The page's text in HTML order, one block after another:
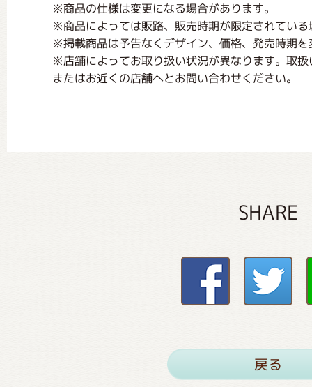
※商品の仕様は変更になる場合があります。
※商品によっては販路、販売時期が限定されてい
※掲載商品は予告なくデザイン、価格、発売時期
※店舗によってお取り扱い状況が異なります。取
またはお近くの店舗へとお問い合わせください。
SHARE
戻る